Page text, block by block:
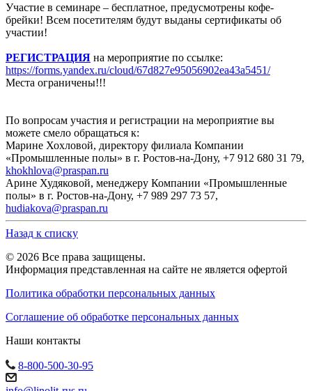
Участие в семинаре – бесплатное, предусмотрены кофе-
брейки! Всем посетителям будут выданы сертификаты об
участии!
РЕГИСТРАЦИЯ на мероприятие по ссылке:
https://forms.yandex.ru/cloud/67d827e95056902ea43a5451/
Места ограничены!!!
По вопросам участия и регистрации на мероприятие вы
можете смело обращаться к:
Марине Хохловой, директору филиала Компании
«Промышленные полы» в г. Ростов-на-Дону, +7 912 680 31 79,
khokhlova@praspan.ru
Арине Худяковой, менеджеру Компании «Промышленные
полы» в г. Ростов-на-Дону, +7 989 297 73 57,
hudiakova@praspan.ru
Назад к списку
© 2026 Все права защищены.
Информация представленная на сайте не является офертой
Политика обработки персональных данных
Соглашение об обработке персональных данных
Наши контакты
8-800-500-30-95